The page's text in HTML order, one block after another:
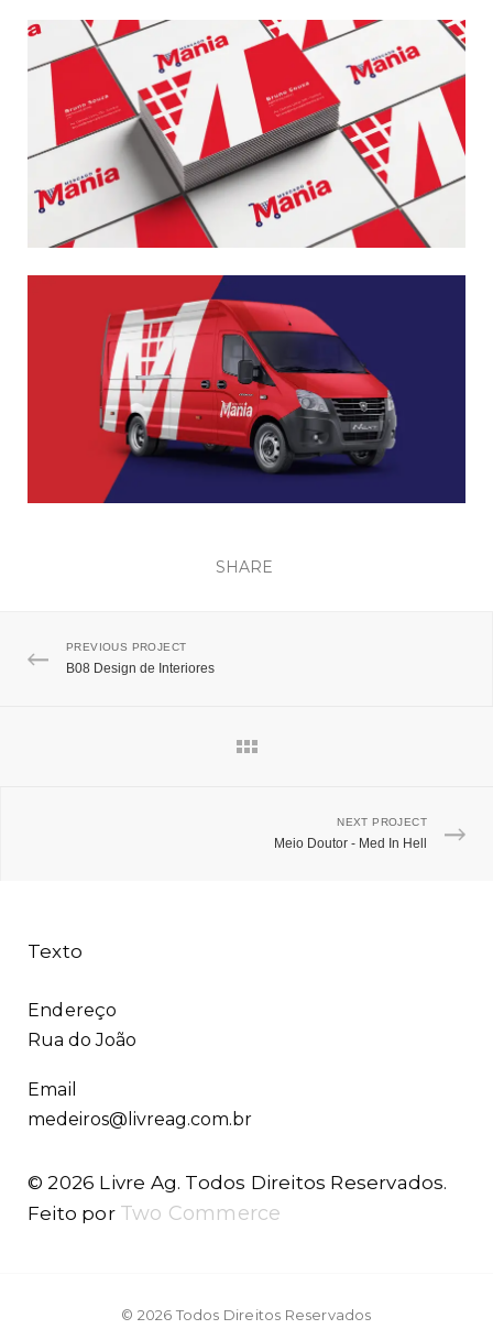
SHARE
PREVIOUS PROJECT
B08 Design de Interiores
NEXT PROJECT
Meio Doutor - Med In Hell
Texto
Endereço
Rua do João
Email
medeiros@livreag.com.br
© 2026 Livre Ag. Todos Direitos Reservados.
Feito por Two Commerce
© 2026 Todos Direitos Reservados